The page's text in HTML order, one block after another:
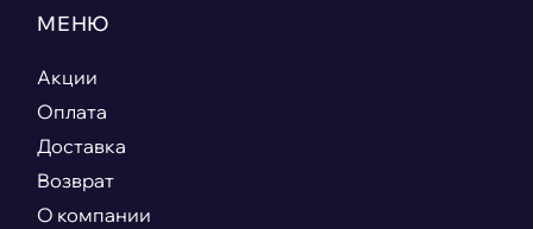
МЕНЮ
Акции
Оплата
Доставка
Возврат
О компании